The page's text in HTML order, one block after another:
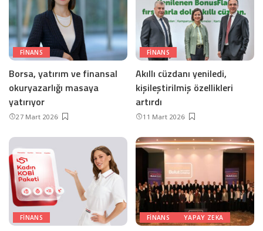
FINANS
Borsa, yatırım ve finansal
okuryazarlığı masaya
yatırıyor
27 Mart 2026
FINANS
Akıllı cüzdanı yeniledi,
kişileştirilmiş özellikleri
artırdı
11 Mart 2026
FINANS FINANS YAPAY ZEKA